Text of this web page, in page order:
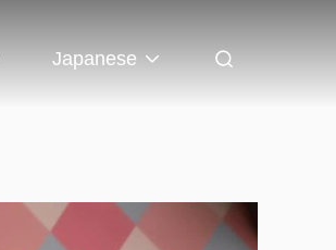
Japanese